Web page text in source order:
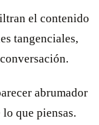
el contenido
tangenciales,
abrumador
que piensas.